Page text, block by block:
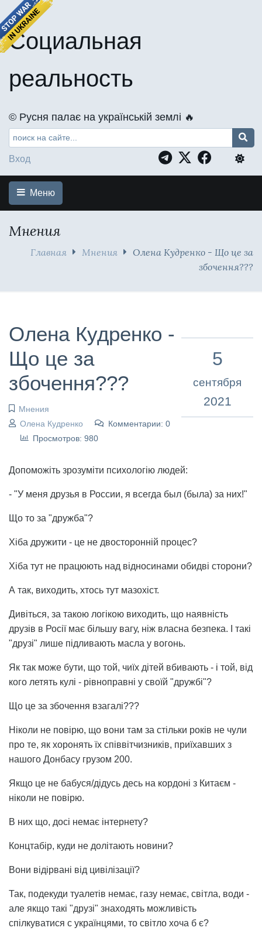
Социальная
реальность
©️ Русня палає на українській землі 🔥
Вход
Меню
Мнения
Главная Мнения
Олена Кудренко - Що це за
збочення???
Олена Кудренко -
Що це за
збочення???
Мнения
Олена Кудренко
Комментарии: 0
Просмотров: 980
5
сентября
2021
Допоможіть зрозуміти психологію людей:
- "У меня друзья в России, я всегда был (была) за них!"
Що то за "дружба"?
Хіба дружити - це не двосторонній процес?
Хіба тут не працюють над відносинами обидві сторони?
А так, виходить, хтось тут мазохіст.
Дивіться, за такою логікою виходить, що наявність
друзів в Росії має більшу вагу, ніж власна безпека. І такі
"друзі" лише підливають масла у вогонь.
Як так може бути, що той, чиїх дітей вбивають - і той, від
кого летять кулі - рівноправні у своїй "дружбі"?
Що це за збочення взагалі???
Ніколи не повірю, що вони там за стільки років не чули
про те, як хоронять їх співвітчизників, приїхавших з
нашого Донбасу грузом 200.
Якщо це не бабуся/дідусь десь на кордоні з Китаєм -
ніколи не повірю.
В них що, досі немає інтернету?
Концтабір, куди не долітають новини?
Вони відірвані від цивілізації?
Так, подекуди туалетів немає, газу немає, світла, води -
але якщо такі "друзі" знаходять можливість
спілкуватися с українцями, то світло хоча б є?